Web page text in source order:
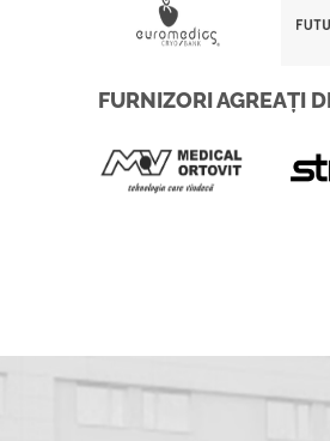
FURNIZORI AGREAȚI